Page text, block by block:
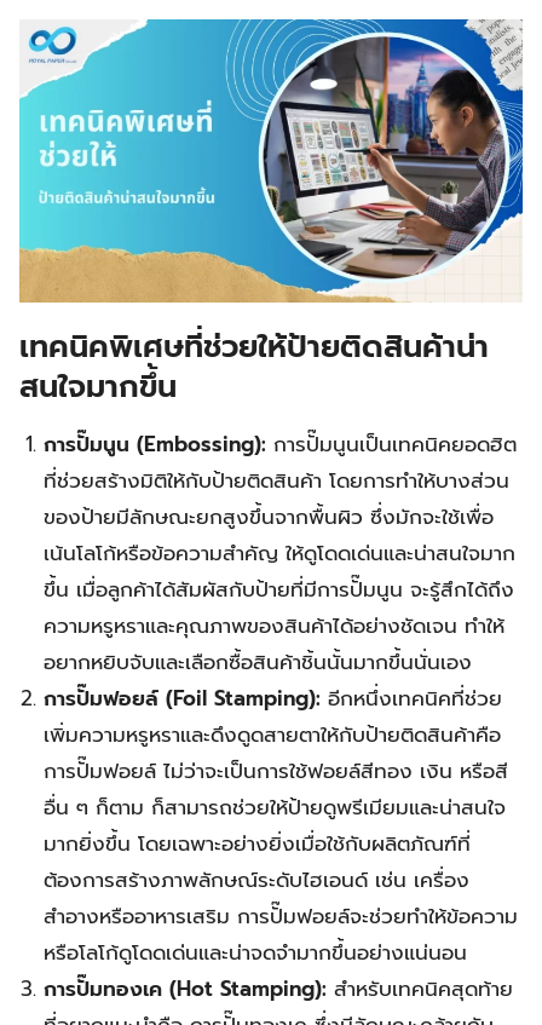
เทคนิคพิเศษที่ช่วยให้ป้ายติดสินค้าน่า
สนใจมากขึ้น
การปั๊มนูน (Embossing): การปั๊มนูนเป็นเทคนิคยอดฮิต
ที่ช่วยสร้างมิติให้กับป้ายติดสินค้า โดยการทำให้บางส่วน
ของป้ายมีลักษณะยกสูงขึ้นจากพื้นผิว ซึ่งมักจะใช้เพื่อ
เน้นโลโก้หรือข้อความสำคัญ ให้ดูโดดเด่นและน่าสนใจมาก
ขึ้น เมื่อลูกค้าได้สัมผัสกับป้ายที่มีการปั๊มนูน จะรู้สึกได้ถึง
ความหรูหราและคุณภาพของสินค้าได้อย่างชัดเจน ทำให้
อยากหยิบจับและเลือกซื้อสินค้าชิ้นนั้นมากขึ้นนั่นเอง
การปั๊มฟอยล์ (Foil Stamping): อีกหนึ่งเทคนิคที่ช่วย
เพิ่มความหรูหราและดึงดูดสายตาให้กับป้ายติดสินค้าคือ
การปั๊มฟอยล์ ไม่ว่าจะเป็นการใช้ฟอยล์สีทอง เงิน หรือสี
อื่น ๆ ก็ตาม ก็สามารถช่วยให้ป้ายดูพรีเมียมและน่าสนใจ
มากยิ่งขึ้น โดยเฉพาะอย่างยิ่งเมื่อใช้กับผลิตภัณฑ์ที่
ต้องการสร้างภาพลักษณ์ระดับไฮเอนด์ เช่น เครื่อง
สำอางหรืออาหารเสริม การปั๊มฟอยล์จะช่วยทำให้ข้อความ
หรือโลโก้ดูโดดเด่นและน่าจดจำมากขึ้นอย่างแน่นอน
การปั๊มทองเค (Hot Stamping): สำหรับเทคนิคสุดท้าย